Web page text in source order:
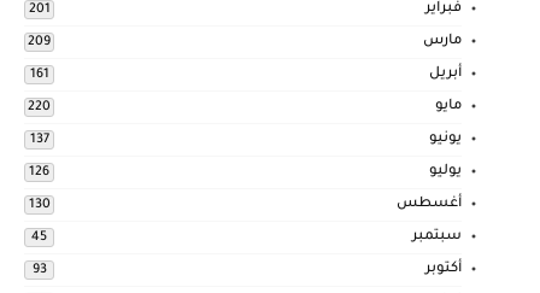
فبراير 201
مارس 209
أبريل 161
مايو 220
يونيو 137
يوليو 126
أغسطس 130
سبتمبر 45
أكتوبر 93